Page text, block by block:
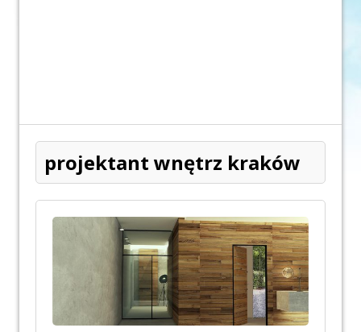
projektant wnętrz kraków